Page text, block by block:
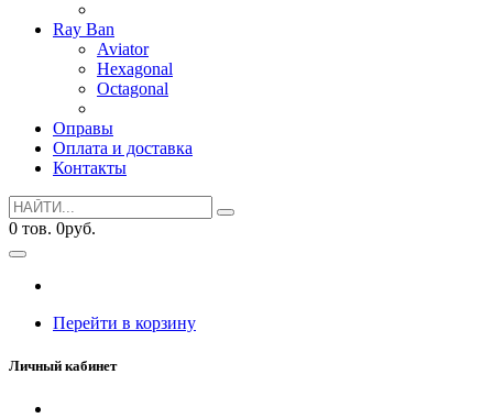
Ray Ban
Aviator
Hexagonal
Octagonal
Оправы
Оплата и доставка
Контакты
0 тов. 0руб.
Перейти в корзину
Личный кабинет